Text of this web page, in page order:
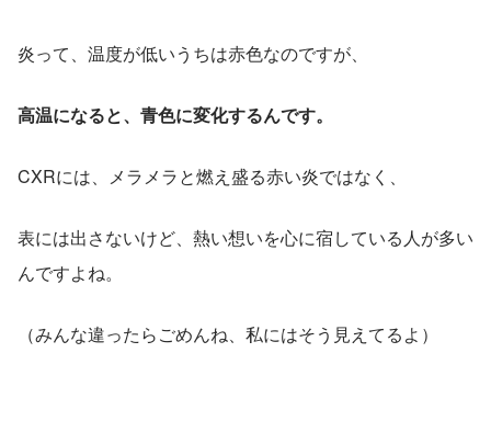
炎って、温度が低いうちは赤色なのですが、
高温になると、青色に変化するんです。
CXRには、メラメラと燃え盛る赤い炎ではなく、
表には出さないけど、熱い想いを心に宿している人が多い
んですよね。
（みんな違ったらごめんね、私にはそう見えてるよ）